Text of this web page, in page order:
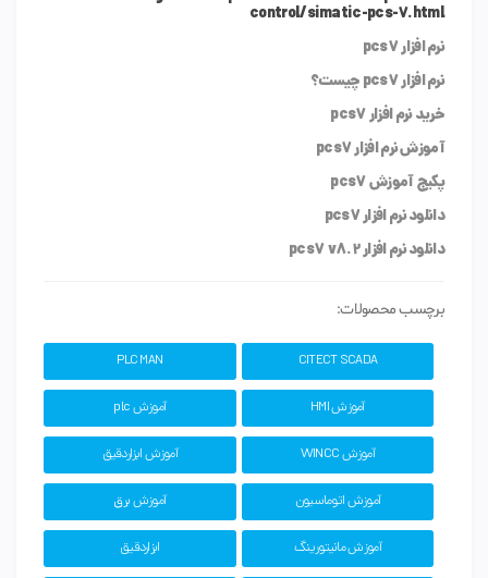
control/simatic-pcs-7.html
نرم افزار pcs7
نرم افزار pcs7 چیست؟
خرید نرم افزار pcs7
آموزش نرم افزار pcs7
پکیج آموزش pcs7
دانلود نرم افزار pcs7
دانلود نرم افزار pcs7 v8.2
برچسب محصولات:
CITECT SCADA
PLC MAN
آموزش HMI آموزش plc
آموزش WINCC آموزش ابزاردقیق
آموزش اتوماسیون آموزش برق
آموزش مانیتورینگ ابزاردقیق